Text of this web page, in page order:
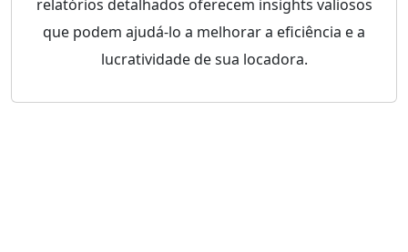
relatórios detalhados oferecem insights valiosos
que podem ajudá-lo a melhorar a eficiência e a
lucratividade de sua locadora.